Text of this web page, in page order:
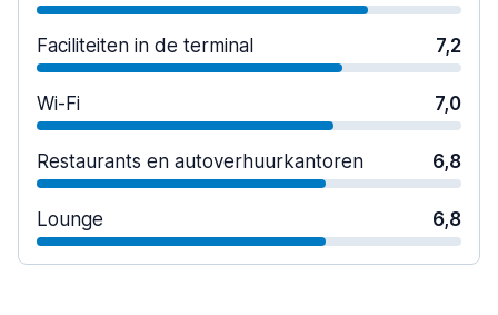
Faciliteiten in de terminal 7,2
Wi-Fi 7,0
Restaurants en autoverhuurkantoren 6,8
Lounge 6,8